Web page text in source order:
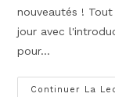
nouveautés !
jour avec
pour…
Continuer La